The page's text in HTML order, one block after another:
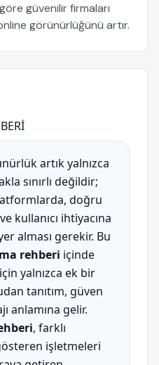
güvenilir firmaları
görünürlüğünü artır.
artık yalnızca
sınırlı değildir;
doğru
kullanıcı ihtiyacına
alması gerekir. Bu
rehberi içinde
yalnızca ek bir
tanıtım, güven
anlamına gelir.
, farklı
işletmeleri